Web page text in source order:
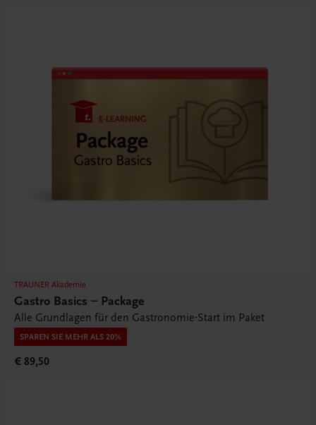
TRAUNER Akademie
Gastro Basics – Package
Alle Grundlagen für den Gastronomie-Start im Paket
SPAREN SIE MEHR ALS 20%
€ 89,50